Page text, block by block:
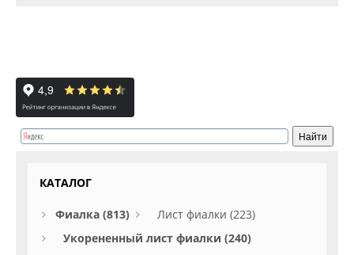
КАТАЛОГ
Фиалка (813)
Лист фиалки (223)
Укорененный лист фиалки (240)